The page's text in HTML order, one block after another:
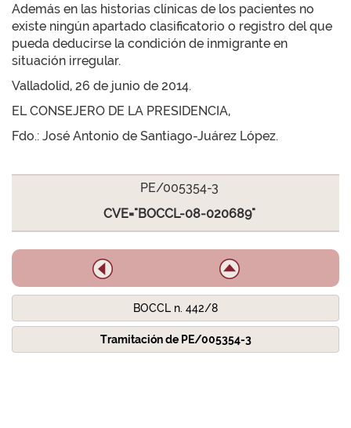
Además en las historias clínicas de los pacientes no
existe ningún apartado clasificatorio o registro del que
pueda deducirse la condición de inmigrante en
situación irregular.
Valladolid, 26 de junio de 2014.
EL CONSEJERO DE LA PRESIDENCIA,
Fdo.: José Antonio de Santiago-Juárez López.
PE/005354-3
CVE="BOCCL-08-020689"
BOCCL n. 442/8
Tramitación de PE/005354-3